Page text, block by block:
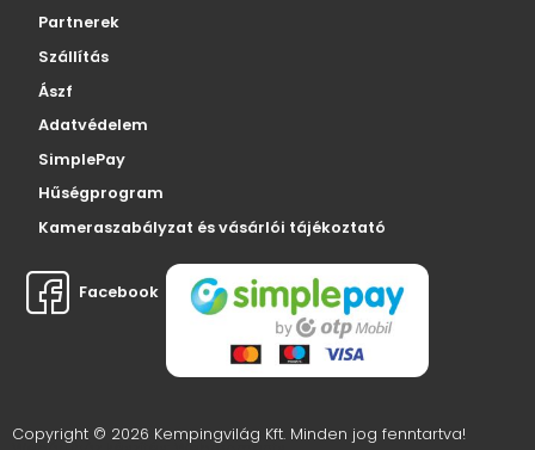
Partnerek
Szállítás
Ászf
Adatvédelem
SimplePay
Hűségprogram
Kameraszabályzat és vásárlói tájékoztató
Facebook
Copyright © 2026 Kempingvilág Kft. Minden jog fenntartva!